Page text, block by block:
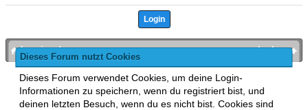
Dieses Forum nutzt Cookies
Dieses Forum verwendet Cookies, um deine Login-
Informationen zu speichern, wenn du registriert bist, und
deinen letzten Besuch, wenn du es nicht bist. Cookies sind
nach oben
bronies.de
MyBB , mobile Fassung: MyBB GoMobile
Zur Desktop-Version wechseln
This forum usesLukasz TkaczMyBB addons.